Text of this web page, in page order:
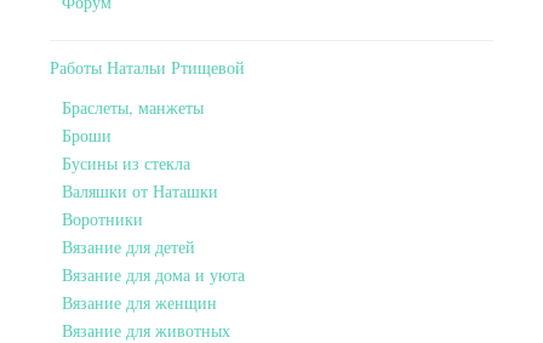
Работы Натальи Ртищевой
Браслеты, манжеты
Броши
Бусины из стекла
Валяшки от Наташки
Воротники
Вязание для детей
Вязание для дома и уюта
Вязание для женщин
Вязание для животных